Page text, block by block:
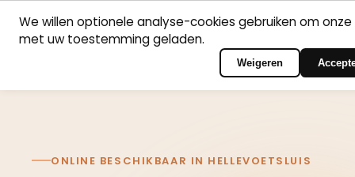
HomeVakgebiedenPsychologen
Nederlands
ONLINE BESCHIKBAAR IN HELLEVOETSLUIS
We willen optionele analyse-cookies gebruiken om
met uw toestemming geladen.
Weigeren